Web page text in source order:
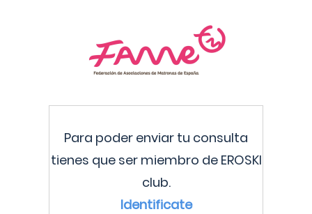
Para poder enviar tu consulta
tienes que ser miembro de EROSKI
club.
Identificate